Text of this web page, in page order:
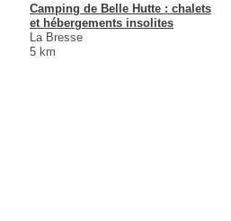
Camping de Belle Hutte : chalets
et hébergements insolites
La Bresse
5 km